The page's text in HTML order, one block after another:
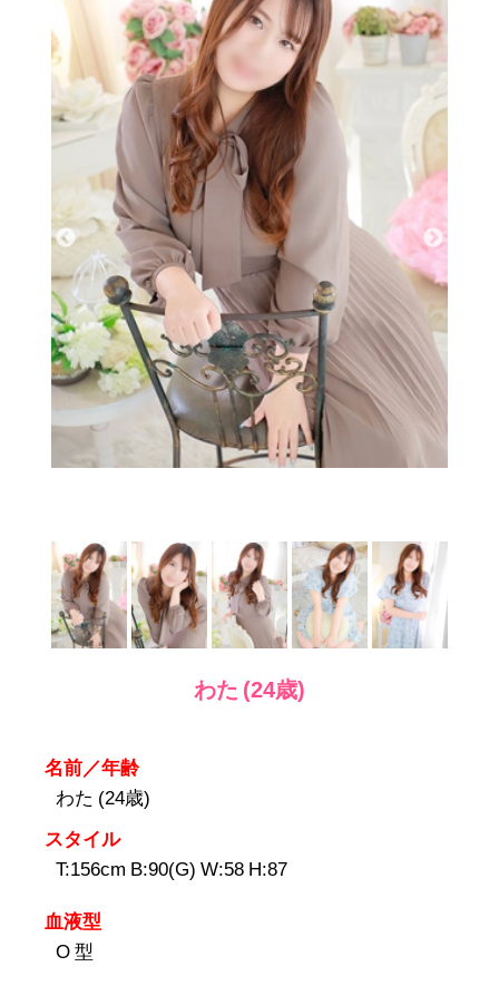
わた (24歳)
名前／年齢
わた (24歳)
スタイル
T:156cm B:90(G) W:58 H:87
血液型
O 型